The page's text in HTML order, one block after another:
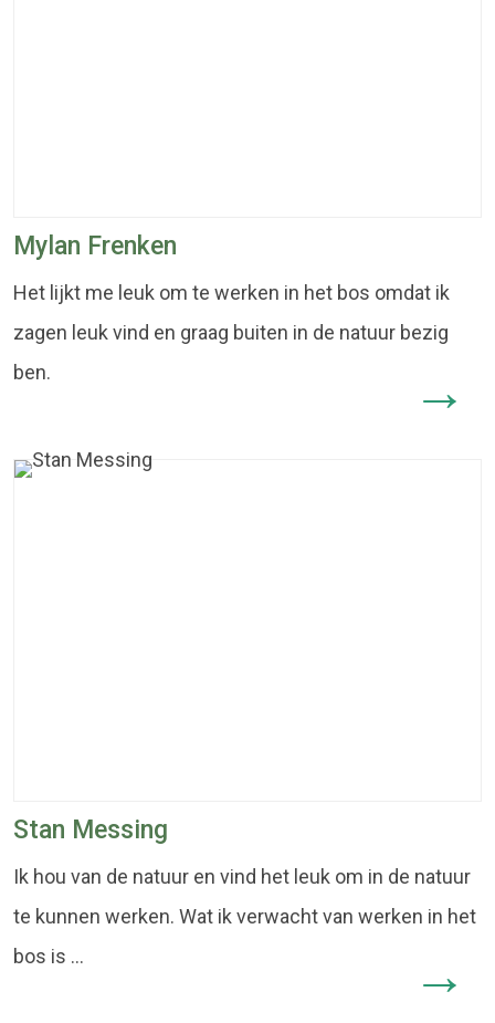
Mylan Frenken
Het lijkt me leuk om te werken in het bos omdat ik
zagen leuk vind en graag buiten in de natuur bezig
ben.
Stan Messing
Ik hou van de natuur en vind het leuk om in de natuur
te kunnen werken. Wat ik verwacht van werken in het
bos is ...